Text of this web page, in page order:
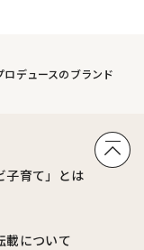
デュースのブランド
子育て」とは
載について